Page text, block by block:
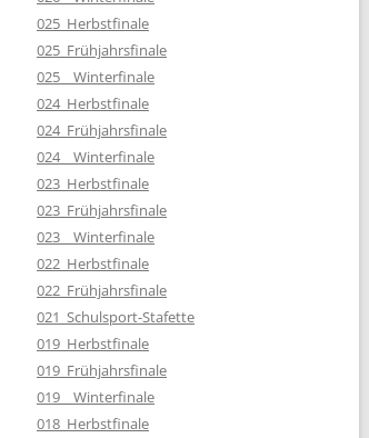
025_Herbstfinale
025_Frühjahrsfinale
025__Winterfinale
024_Herbstfinale
024_Frühjahrsfinale
024__Winterfinale
023_Herbstfinale
023_Frühjahrsfinale
023__Winterfinale
022_Herbstfinale
022_Frühjahrsfinale
021_Schulsport-Stafette
019_Herbstfinale
019_Frühjahrsfinale
019__Winterfinale
018_Herbstfinale